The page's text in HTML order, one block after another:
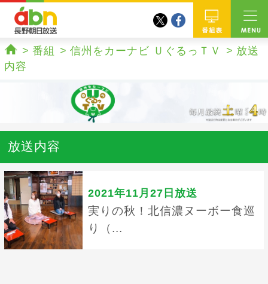
番組
twitterfacebook
ホーム
番組 信州をカーナビ ＵぐるっＴＶ
放送
内容
放送内容
2021年11月27日放送
実りの秋！北信濃ヌーボー食巡
り（...